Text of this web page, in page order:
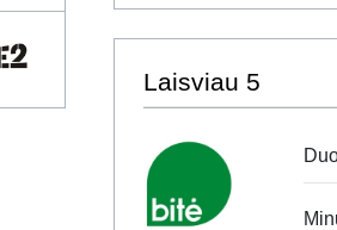
Laisviau 5